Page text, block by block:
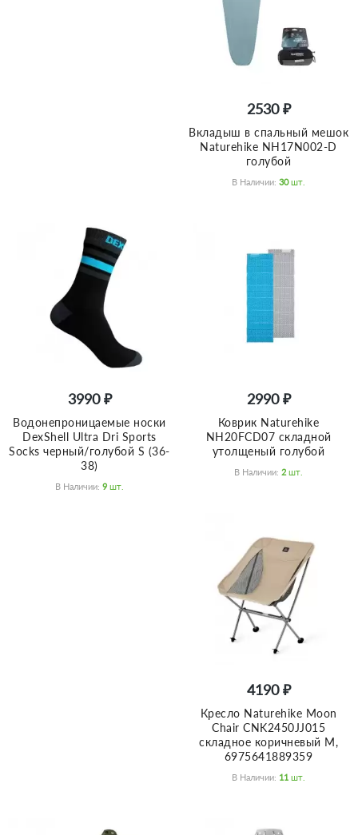
2530 ₽
Вкладыш в спальный мешок
Naturehike NH17N002-D
голубой
В Наличии: 30 Шт.
3990 ₽
Водонепроницаемые носки
DexShell Ultra Dri Sports
Socks черный/голубой S (36-
38)
В Наличии: 9 Шт.
2990 ₽
Коврик Naturehike
NH20FCD07 складной
утолщеный голубой
В Наличии: 2 Шт.
4190 ₽
Кресло Naturehike Moon
Chair CNK2450JJ015
складное коричневый M,
6975641889359
В Наличии: 11 Шт.